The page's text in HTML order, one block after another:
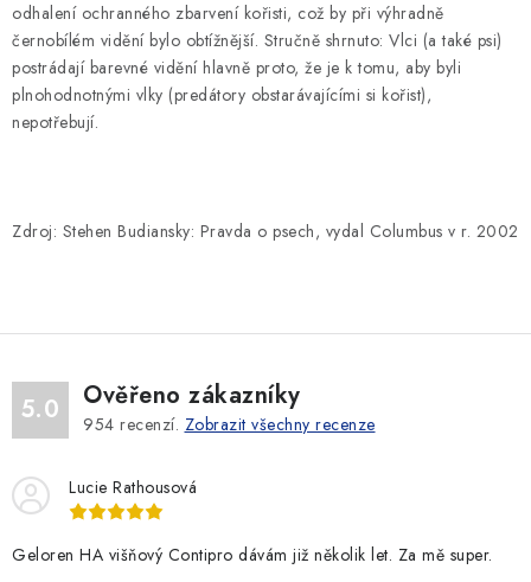
odhalení ochranného zbarvení kořisti, což by při výhradně
černobílém vidění bylo obtížnější. Stručně shrnuto: Vlci (a také psi)
postrádají barevné vidění hlavně proto, že je k tomu, aby byli
plnohodnotnými vlky (predátory obstarávajícími si kořist),
nepotřebují.
Zdroj: Stehen Budiansky: Pravda o psech, vydal Columbus v r. 2002
5.0 Ověřeno zákazníky
954 recenzí. Zobrazit všechny recenze
Lucie Rathousová
Geloren HA višňový Contipro dávám již několik let. Za mě super.